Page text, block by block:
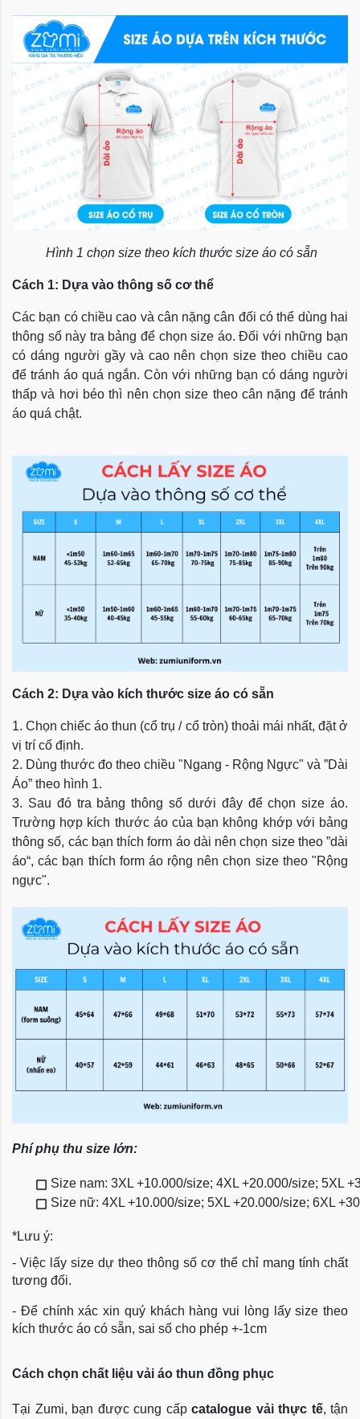
Hình 1 chọn size theo kích thước size áo có sẵn
Cách 1: Dựa vào thông số cơ thể
Các bạn có chiều cao và cân nặng cân đối có thể dùng hai
thông số này tra bảng để chọn size áo. Đối với những bạn
có dáng người gầy và cao nên chọn size theo chiều cao
để tránh áo quá ngắn. Còn với những bạn có dáng người
thấp và hơi béo thì nên chọn size theo cân nặng để tránh
áo quá chật.
Cách 2: Dựa vào kích thước size áo có sẵn
1. Chọn chiếc áo thun (cổ trụ / cổ tròn) thoải mái nhất, đặt ở
vị trí cố định.
2. Dùng thước đo theo chiều "Ngang - Rộng Ngực" và ”Dài
Áo” theo hình 1.
3. Sau đó tra bảng thông số dưới đây để chọn size áo.
Trường hợp kích thước áo của bạn không khớp với bảng
thông số, các bạn thích form áo dài nên chọn size theo ”dài
áo“, các bạn thích form áo rộng nên chọn size theo "Rộng
ngực".
Phí phụ thu size lớn:
Size nam: 3XL +10.000/size; 4XL +20.000/size; 5XL
Size nữ: 4XL +10.000/size; 5XL +20.000/size; 6XL
*Lưu ý:
- Việc lấy size dự theo thông số cơ thể chỉ mang tính chất
tương đối.
- Để chính xác xin quý khách hàng vui lòng lấy size theo
kích thước áo có sẵn, sai số cho phép +-1cm
Cách chọn chất liệu vải áo thun đồng phục
Tại Zumi, bạn được cung cấp catalogue vải thực tế, tận